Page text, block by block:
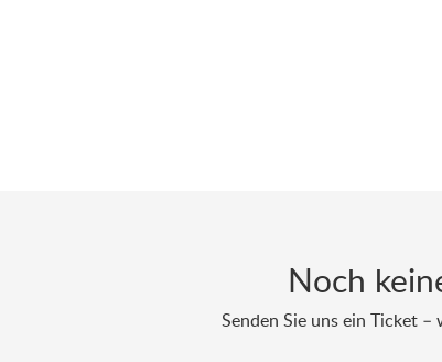
Noch
Senden Sie uns ein Ticket